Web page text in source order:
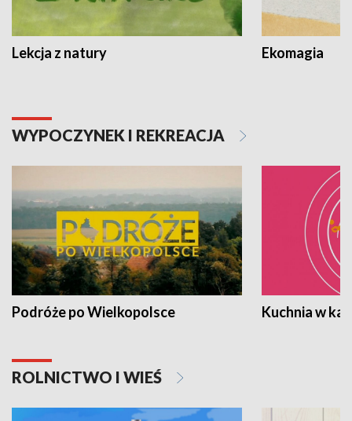
Lekcja z natury Ekomagia
WYPOCZYNEK I REKREACJA
Podróże po Wielkopolsce Kuchnia w
ROLNICTWO I WIEŚ